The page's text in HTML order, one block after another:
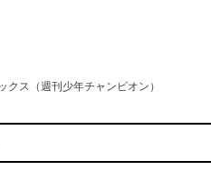
ス（週刊少年チャンピオン）